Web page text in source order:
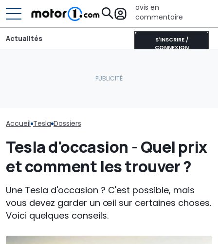
avis en
commentaire
S'INSCRIRE /
CONNEXION
Actualités
Accueil Tesla Dossiers
Tesla d'occasion - Quel prix
et comment les trouver ?
Une Tesla d'occasion ? C'est possible, mais
vous devez garder un œil sur certaines choses.
Voici quelques conseils.